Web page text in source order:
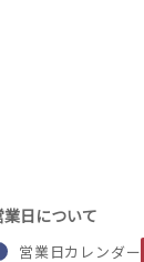
業日について
営業日カレンダー